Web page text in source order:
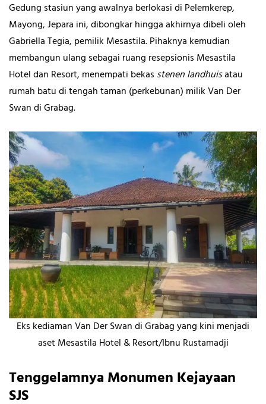
Gedung stasiun yang awalnya berlokasi di Pelemkerep,
Mayong, Jepara ini, dibongkar hingga akhirnya dibeli oleh
Gabriella Tegia, pemilik Mesastila. Pihaknya kemudian
membangun ulang sebagai ruang resepsionis Mesastila
Hotel dan Resort, menempati bekas stenen landhuisatau
rumah batu di tengah taman (perkebunan) milik Van Der
Swan di Grabag.
Eks kediaman Van Der Swan di Grabag yang kini menjadi
aset Mesastila Hotel & Resort/Ibnu Rustamadji
Tenggelamnya Monumen Kejayaan
SJS